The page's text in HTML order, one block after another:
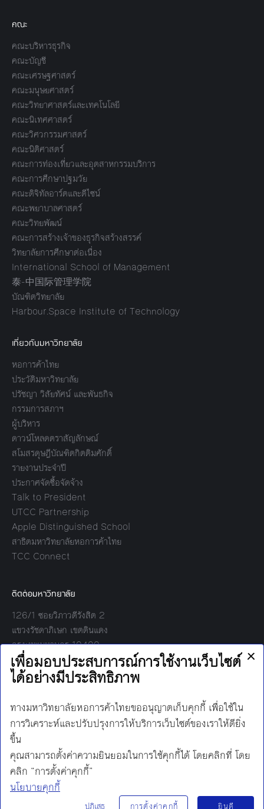
คณะ
คณะบริหารธุรกิจ
คณะบัญชี
คณะเศรษฐศาสตร์
คณะมนุษยศาสตร์
คณะวิทยาศาสตร์และเทคโนโลยี
คณะนิเทศศาสตร์
คณะวิศวกรรมศาสตร์
คณะนิติศาสตร์
คณะการท่องเที่ยวและอุตสาหกรรมบริการ
คณะการศึกษาปฐมวัย
คณะดิจิทัลอาร์ตและดีไซน์
คณะพยาบาลศาสตร์
คณะวิทยพัฒน์
คณะการสร้างเจ้าของธุรกิจสร้างสรรค์
วิทยาลัยการศึกษาต่อเนื่อง
International School of Management
泰-中国际管理学院
บัณฑิตวิทยาลัย
Harbour.Space Institute of Technology
เกี่ยวกับมหาวิทยาลัย
หอการค้าไทย
ประวัติมหาวิทยาลัย
ปรัชญา วิสัยทัศน์ และพันธกิจ
กรรมการสภาฯ
ผู้บริหาร
ดาวน์โหลดตราสัญลักษณ์
สโมสรดุษฎีบัณฑิตกิตติมศักดิ์
รายงานประจำปี
ประกาศจัดซื้อจัดจ้าง
Talk to President
UTCC Partnership
Apple Distinguished School
สาธิตมหาวิทยาลัยหอการค้าไทย
TCC Connect
ติดต่อมหาวิทยาลัย
126/1 ซอยวิภาวดีรังสิต 2
แขวงรัชดาภิเษก เขตดินแดง
กรุงเทพมหานคร 10400
โทร:
02-697-6000
เวลาทำการ:
8.30 - 17.00
Find us on:
Facebook
TwitterYouTube
Instagram
LineMail
นโยบายการคุ้มครองข้อมูลส่วนบุคคล